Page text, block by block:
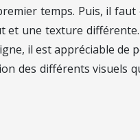
temps. Puis, il
et une texture
il est appréciable de
des différents